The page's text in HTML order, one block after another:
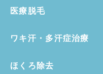
医療脱毛
ワキ汗・多汗症治療
ほくろ除去